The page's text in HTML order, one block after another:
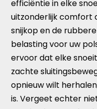
efficiëntie in elke
uitzonderlijk comfort
snijkop en de
belasting voor uw
ervoor dat elke
zachte
opnieuw wilt
is. Vergeet echter